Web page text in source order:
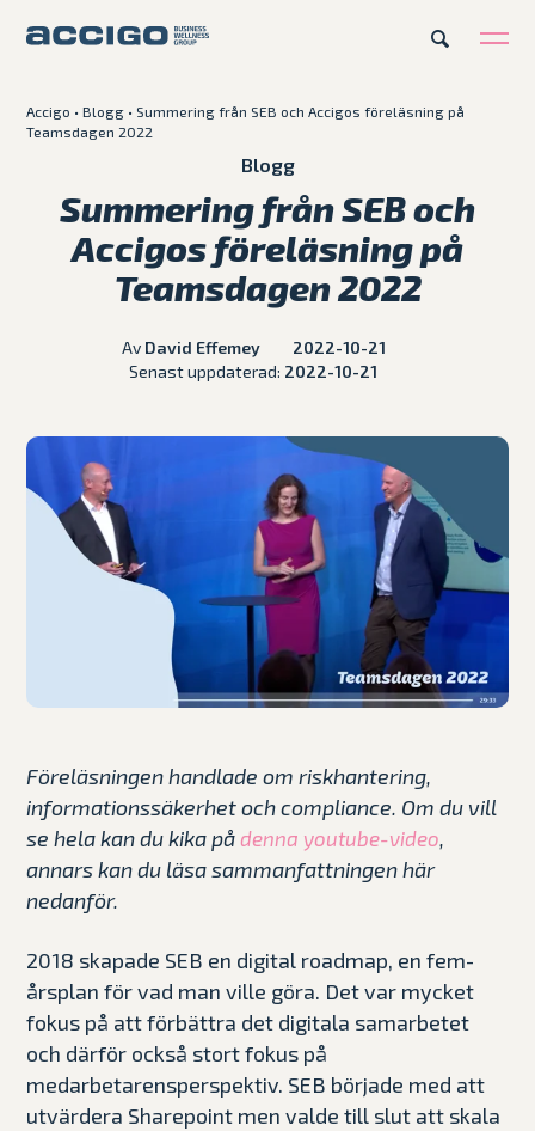
Karriär Kontakt
Erbjudande
Plattformar
Kunskapsbank
Våra case
Accigo •Blogg • Summering från SEB och Accigos föreläsning på
Teamsdagen 2022
Blogg
Summering från SEB och
Accigos föreläsning på
Teamsdagen 2022
Av David Effemey
2022-10-21
Senast uppdaterad: 2022-10-21
Föreläsningen handlade om riskhantering,
informationssäkerhet och compliance. Om du vill
se hela kan du kika pådenna youtube-video,
annars kan du läsa sammanfattningen här
nedanför.
2018 skapade SEB en digital roadmap, en fem-
årsplan för vad man ville göra. Det var mycket
fokus på att förbättra det digitala samarbetet
och därför också stort fokus på
medarbetarensperspektiv. SEB började med att
utvärdera Sharepoint men valde till slut att skala